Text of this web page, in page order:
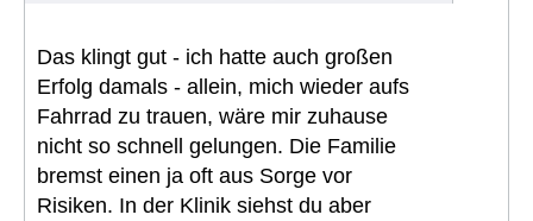
Das klingt gut - ich hatte auch großen
Erfolg damals - allein, mich wieder aufs
Fahrrad zu trauen, wäre mir zuhause
nicht so schnell gelungen. Die Familie
bremst einen ja oft aus Sorge vor
Risiken. In der Klinik siehst du aber